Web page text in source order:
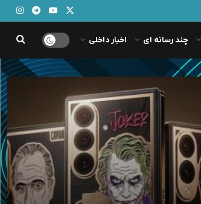
چند رسانه ای اخبار داخلی